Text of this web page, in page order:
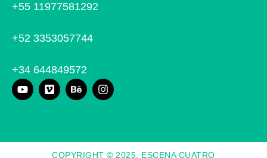
+55 11977581292
+52 3353057744
+34 644849572
Y
o
V
i
B
e
I
n
COPYRIGHT © 2025. ESCENA CUATRO